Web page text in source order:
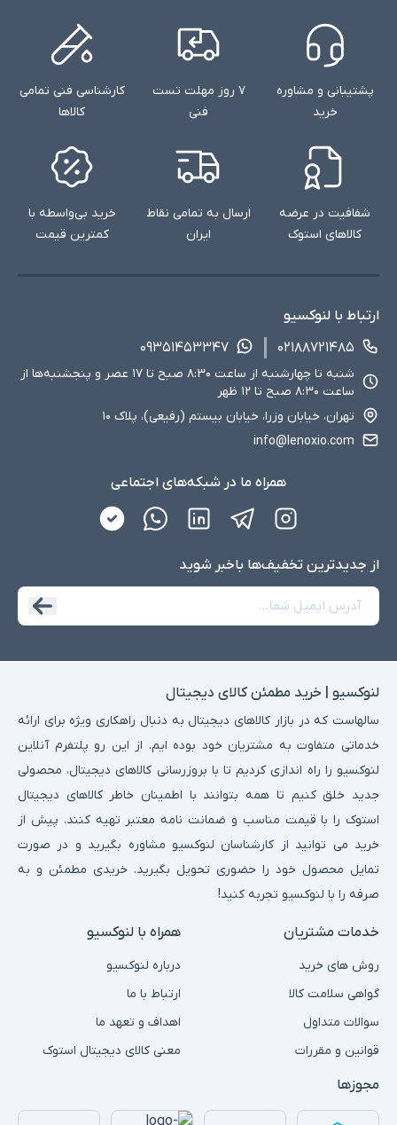
پشتیبانی و مشاوره
خرید
۷ روز مهلت تست
فنی
کارشناسی فنی تمامی
کالاها
شفافیت در عرضه
کالاهای استوک
ارسال به تمامی نقاط
ایران
خرید بی‌واسطه با
کمترین قیمت
ارتباط با لنوکسیو
۰۲۱۸۸۷۲۱۴۸۵
۰۹۳۵۱۴۵۳۳۴۷
شنبه تا چهارشنبه از ساعت ۸:۳۰ صبح تا ۱۷ عصر و پنجشنبه‌ها از
ساعت ۸:۳۰ صبح تا ۱۲ ظهر
تهران، خیابان وزرا، خیابان بیستم (رفیعی)، پلاک ۱۰
info@lenoxio.com
همراه ما در شبکه‌های اجتماعی
از جدید‌ترین تخفیف‌ها با‌خبر شوید
لنوکسیو | خرید مطمئن کالای دیجیتال
سالهاست که در بازار کالاهای دیجیتال به دنبال راهکاری ویژه برای ارائه
خدماتی متفاوت به مشتریان خود بوده ایم. از این رو پلتفرم آنلاین
لنوکسیو را راه اندازی کردیم تا با بروزرسانی کالاهای دیجیتال، محصولی
جدید خلق کنیم تا همه بتوانند با اطمینان خاطر کالاهای دیجیتال
استوک را با قیمت مناسب و ضمانت نامه معتبر تهیه کنند. پیش از
خرید می توانید از کارشناسان لنوکسیو مشاوره بگیرید و در صورت
تمایل محصول خود را حضوری تحویل بگیرید. خریدی مطمئن و به
صرفه را با لنوکسیو تجربه کنید!
خدمات مشتریان
روش های خرید
گواهی سلامت کالا
سوالات متداول
قوانین و مقررات
همراه با لنوکسیو
درباره لنوکسیو
ارتباط با ما
اهداف و تعهد ما
معنی کالای دیجیتال استوک
مجوزها